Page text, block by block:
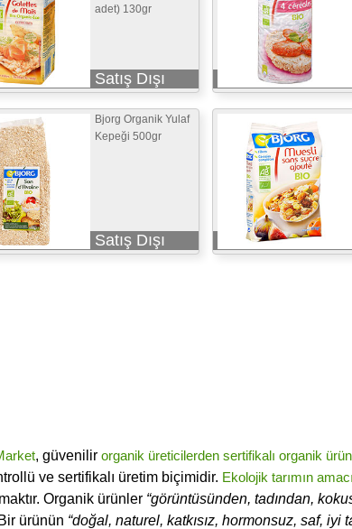
adet) 130gr
Satış Dışı
Bjorg Organik Yulaf
Kepeği 500gr
Satış Dışı
, güvenilir organik üreticilerden sertifikalı organik
ve sertifikalı üretim biçimidir. Ekolojik tarımın amacı
Organik ürünler “görüntüsünden, tadından,
ürünün “doğal, naturel, katkısız, hormonsuz, saf, iyi